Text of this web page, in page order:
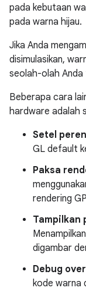
pada kebutaan
pada warna hijau.
Jika Anda
disimulasikan,
seolah-olah Anda
Beberapa cara
hardware adalah
Setel
GL default
Paksa
rendering
Tampilkan
digambar
Debug
kode warna